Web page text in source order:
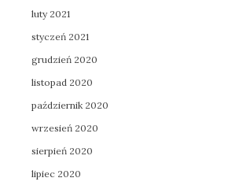
luty 2021
styczeń 2021
grudzień 2020
listopad 2020
październik 2020
wrzesień 2020
sierpień 2020
lipiec 2020